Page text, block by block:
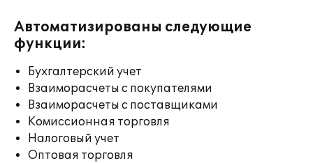
Автоматизированы следующие
функции:
Бухгалтерский учет
Взаиморасчеты с покупателями
Взаиморасчеты с поставщиками
Комиссионная торговля
Налоговый учет
Оптовая торговля